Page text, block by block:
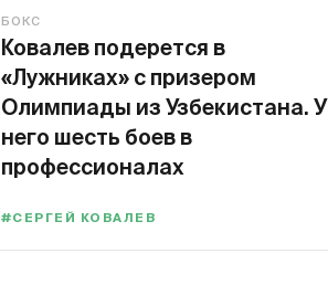
БОКС
Ковалев подерется в
«Лужниках» с призером
Олимпиады из Узбекистана. У
него шесть боев в
профессионалах
#СЕРГЕЙ КОВАЛЕВ